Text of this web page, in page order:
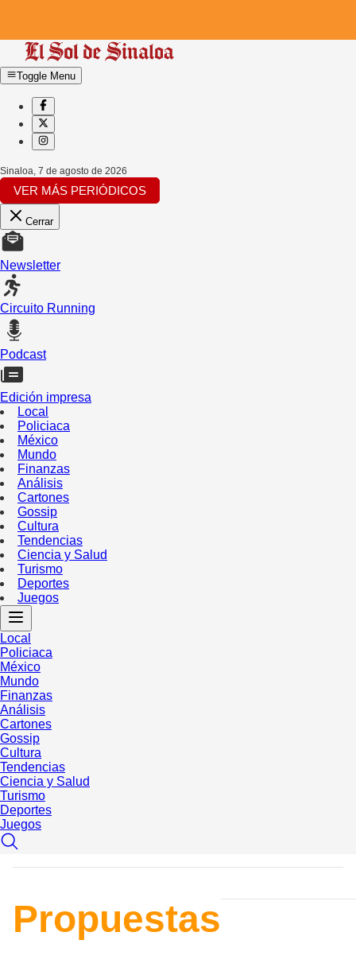
Toggle Menu
Sinaloa, 7 de agosto de 2026
VER MÁS PERIÓDICOS
Cerrar
Newsletter
Circuito Running
Podcast
Edición impresa
Local
Policiaca
México
Mundo
Finanzas
Análisis
Cartones
Gossip
Cultura
Tendencias
Ciencia y Salud
Turismo
Deportes
Juegos
Local
Policiaca
México
Mundo
Finanzas
Análisis
Cartones
Gossip
Cultura
Tendencias
Ciencia y Salud
Turismo
Deportes
Juegos
Propuestas